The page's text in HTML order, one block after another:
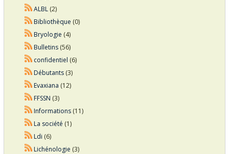
ALBL(2)
Bibliothèque (0)
Bryologie (4)
Bulletins(56)
confidentiel (6)
Débutants(3)
Evaxiana (12)
FFSSN (3)
Informations(11)
La société (1)
Ldi (6)
Lichénologie (3)